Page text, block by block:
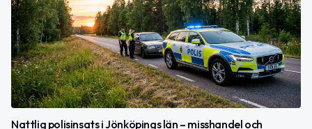
Nattlig polisinsats i Jönköpings län – misshandel och